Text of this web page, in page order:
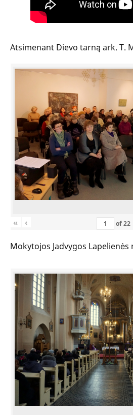
Atsimenant Dievo tarną ark. T.
« ‹ of22
Mokytojos Jadvygos Lapelienės